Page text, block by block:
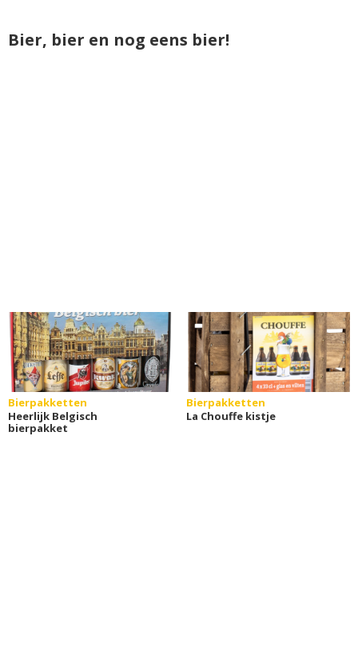
Bier, bier en nog eens bier!
Bierpakketten
Heerlijk Belgisch
bierpakket
Bierpakketten
La Chouffe kistje